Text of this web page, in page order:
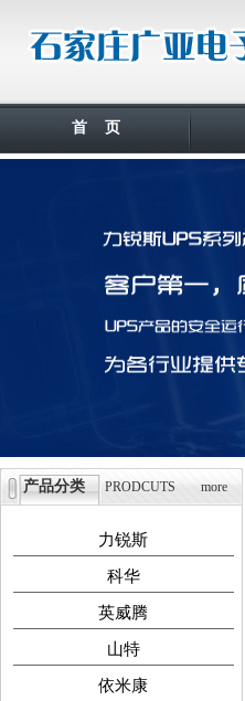
首 页
产品分类 PRODCUTS more
力锐斯
科华
英威腾
山特
依米康